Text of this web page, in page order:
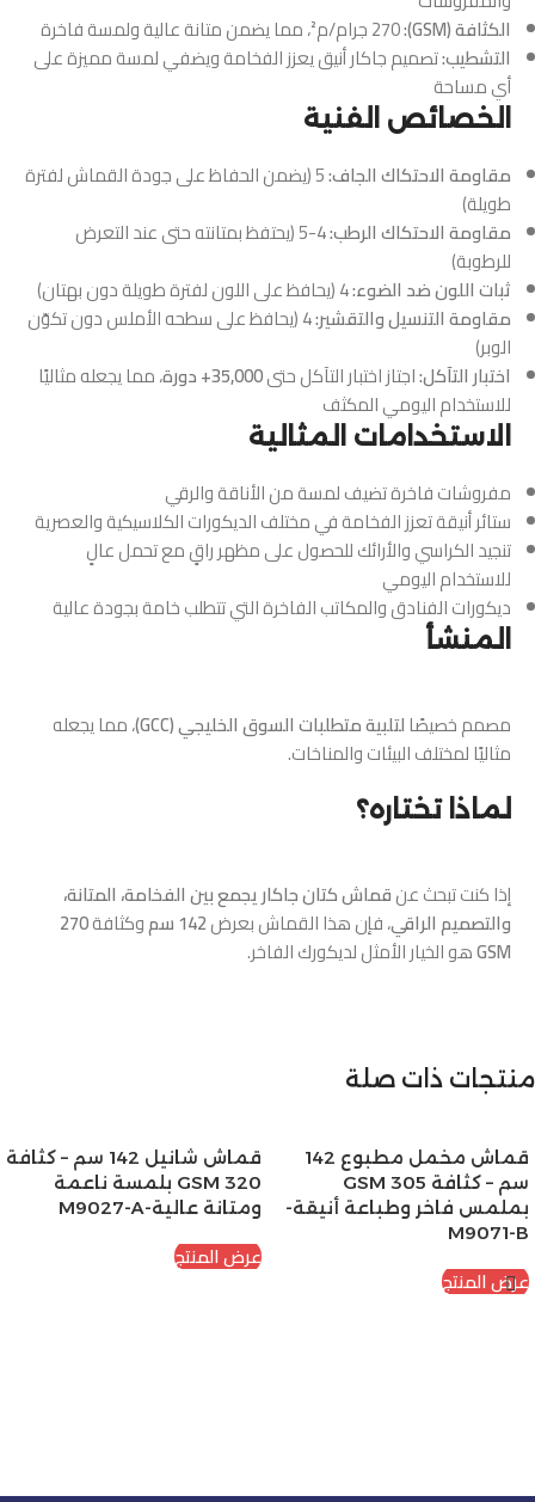
الكثافة (GSM):
التشطيب:تصميم جاكار أنيق يعزز الفخامة ويضفي لمسة مميزة على
أي مساحة
الخصائص الفنية
مقاومة الاحتكاك الجاف: 5 (يضمن الحفاظ على جودة القماش لفترة
طويلة)
مقاومة الاحتكاك الرطب:
4-5 (يحتفظ بمتانته حتى عند التعرض
للرطوبة)
ثبات اللون ضد الضوء:
مقاومة التنسيل والتقشير: 4 (يحافظ على سطحه الأملس دون تكوّن
الوبر)
اختبار التآكل:اجتاز اختبار التآكل حتى35,000+ دورة
، مما يجعله مثاليًا
للاستخدام اليومي المكثف
الاستخدامات المثالية
مفروشات فاخرة تضيف لمسة من الأناقة والرقي
ستائر أنيقة تعزز الفخامة في مختلف الديكورات الكلاسيكية والعصرية
تنجيد الكراسي والأرائك للحصول على مظهر راقٍ مع تحمل عالٍ
للاستخدام اليومي
ديكورات الفنادق والمكاتب الفاخرة التي تتطلب خامة بجودة عالية
المنشأ
مصمم خصيصًالتلبية متطلبات السوق الخليجي (GCC)
، مما يجعله
مثاليًا لمختلف البيئات والمناخات.
لماذا تختاره؟
إذا كنت تبحث عنقماش كتان جاكار يجمع بين الفخامة، المتانة،
والتصميم الراقي، فإن هذا القماش بعرض142 سم وكثافة270
GSMهو الخيار الأمثل لديكورك الفاخر.
منتجات ذات صلة
قماش مخمل مطبوع 142
سم – كثافة 305 GSM
بملمس فاخر وطباعة أنيقة-
M9071-B
عرض المنتج
قماش شانيل 142 سم – كثافة
320 GSM بلمسة ناعمة
ومتانة عالية-M9027-A
عرض المنتج